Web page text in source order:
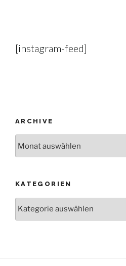
[instagram-feed]
ARCHIVE
KATEGORIEN